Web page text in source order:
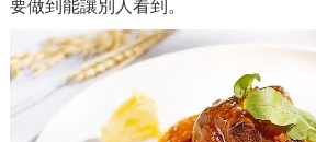
要做到能讓別人看到。